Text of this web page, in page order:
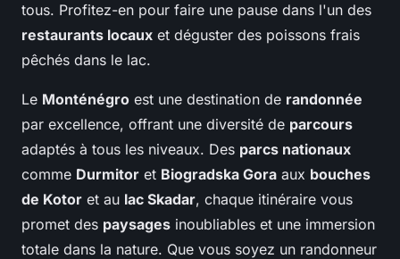
tous. Profitez-en pour faire une pause dans l'un des
restaurants locaux et déguster des poissons frais
pêchés dans le lac.
Le Monténégro est une destination de randonnée
par excellence, offrant une diversité de parcours
adaptés à tous les niveaux. Des parcs nationaux
comme Durmitor et Biogradska Gora aux bouches
de Kotor et au lac Skadar, chaque itinéraire vous
promet des paysages inoubliables et une immersion
totale dans la nature. Que vous soyez un randonneur